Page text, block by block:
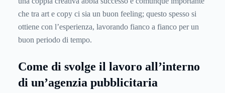
che tra art e copy ci sia un buon feeling; questo spesso si
ottiene con l’esperienza, lavorando fianco a fianco per un
buon periodo di tempo.
Come di svolge il lavoro all’interno
di un’agenzia pubblicitaria